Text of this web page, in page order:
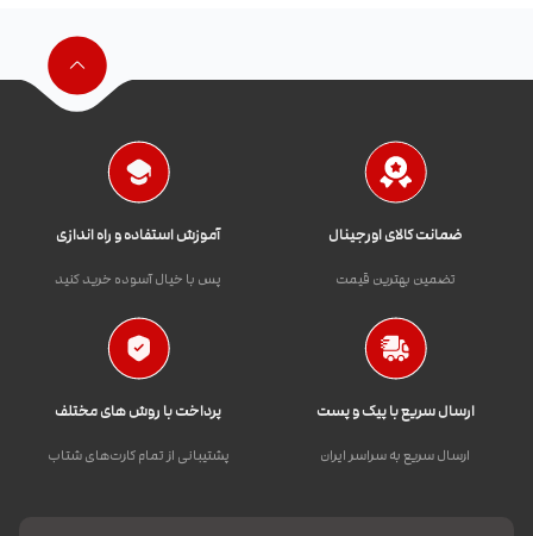
ضمانت کالای اورجینال
تضمین بهترین قیمت
آموزش استفاده و راه اندازی
پس با خیال آسوده خرید کنید
ارسال سریع با پیک و پست
ارسال سریع به سراسر ایران
پرداخت با روش های مختلف
پشتیبانی از تمام کارت‌های شتاب